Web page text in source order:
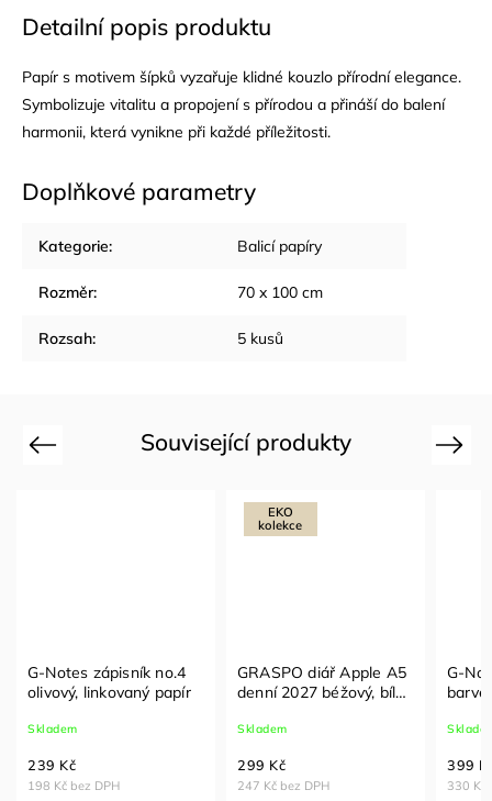
Detailní popis produktu
Papír s motivem šípků vyzařuje klidné kouzlo přírodní elegance.
Symbolizuje vitalitu a propojení s přírodou a přináší do balení
harmonii, která vynikne při každé příležitosti.
Doplňkové parametry
Kategorie: Balicí papíry
Rozměr: 70 x 100 cm
Rozsah: 5 kusů
Související produkty
Previous
G-Notes zápisník no.4
olivový, linkovaný papír
Skladem
198 Kč bez DPH
239 Kč
EKO
kolekce
GRASPO diář Apple A5
denní 2027 béžový, bílý
Skladem
247 Kč bez DPH
299 Kč
G-
330 Kč
399
Next